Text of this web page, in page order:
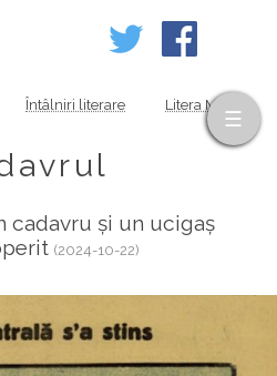
Întâlniri literare Litera MOV
cadavru și un ucigaș
(2024-10-22)